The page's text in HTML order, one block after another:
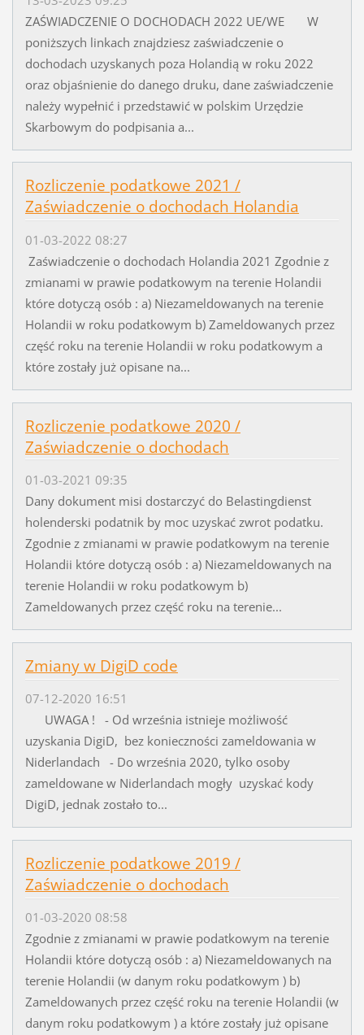
ZAŚWIADCZENIE O DOCHODACH 2022 UE/WE W
poniższych linkach znajdziesz zaświadczenie o
dochodach uzyskanych poza Holandią w roku 2022
oraz objaśnienie do danego druku, dane zaświadczenie
należy wypełnić i przedstawić w polskim Urzędzie
Skarbowym do podpisania a...
Rozliczenie podatkowe 2021 /
Zaświadczenie o dochodach Holandia
01-03-2022 08:27
Zaświadczenie o dochodach Holandia 2021 Zgodnie z
zmianami w prawie podatkowym na terenie Holandii
które dotyczą osób : a) Niezameldowanych na terenie
Holandii w roku podatkowym b) Zameldowanych przez
część roku na terenie Holandii w roku podatkowym a
które zostały już opisane na...
Rozliczenie podatkowe 2020 /
Zaświadczenie o dochodach
01-03-2021 09:35
Dany dokument misi dostarczyć do Belastingdienst
holenderski podatnik by moc uzyskać zwrot podatku.
Zgodnie z zmianami w prawie podatkowym na terenie
Holandii które dotyczą osób : a) Niezameldowanych na
terenie Holandii w roku podatkowym b)
Zameldowanych przez część roku na terenie...
Zmiany w DigiD code
07-12-2020 16:51
UWAGA ! - Od września istnieje możliwość
uzyskania DigiD, bez konieczności zameldowania w
Niderlandach - Do września 2020, tylko osoby
zameldowane w Niderlandach mogły uzyskać kody
DigiD, jednak zostało to...
Rozliczenie podatkowe 2019 /
Zaświadczenie o dochodach
01-03-2020 08:58
Zgodnie z zmianami w prawie podatkowym na terenie
Holandii które dotyczą osób : a) Niezameldowanych na
terenie Holandii (w danym roku podatkowym ) b)
Zameldowanych przez część roku na terenie Holandii (w
danym roku podatkowym ) a które zostały już opisane